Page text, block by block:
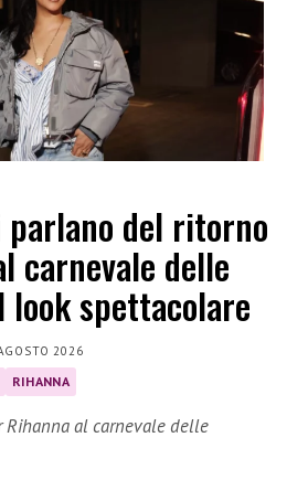
del ritorno
carnevale delle
look spettacolare
2026
RIHANNA
Rihanna al carnevale delle